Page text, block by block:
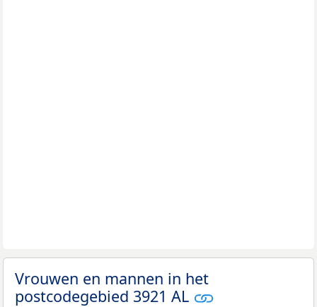
Vrouwen en mannen in het
postcodegebied 3921 AL